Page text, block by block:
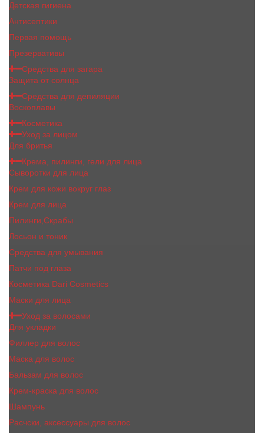
Детская гигиена
Антисептики
Первая помощь
Презервативы
Средства для загара
Защита от солнца
Средства для депиляции
Воскоплавы
Косметика
Уход за лицом
Для бритья
Крема, пилинги, гели для лица
Сыворотки для лица
Крем для кожи вокруг глаз
Крем для лица
Пилинги,Скрабы
Лосьон и тоник
Средства для умывания
Патчи под глаза
Косметика Dari Cosmetics
Маски для лица
Уход за волосами
Для укладки
Филлер для волос
Маска для волос
Бальзам для волос
Крем-краска для волос
Шампунь
Расчски, аксессуары для волос